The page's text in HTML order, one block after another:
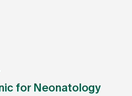
for Neonatology